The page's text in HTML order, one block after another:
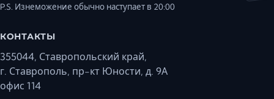
P.S. Изнеможение обычно наступает в 20:00
КОНТАКТЫ
355044, Ставропольский край,
г. Ставрополь, пр-кт Юности, д. 9А
офис 114